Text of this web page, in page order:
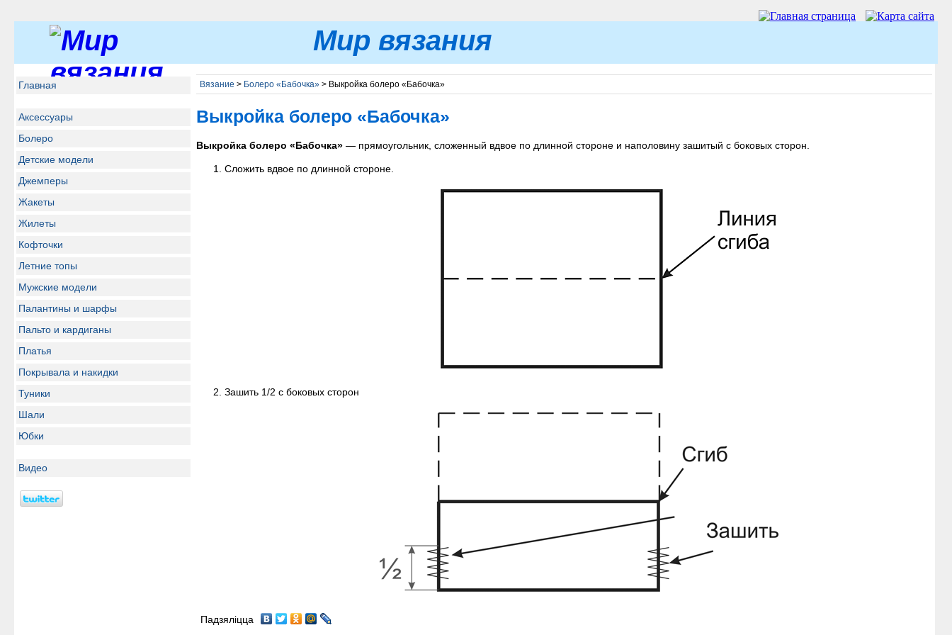
Мир вязания
Главная
Аксессуары
Болеро
Детские модели
Джемперы
Жакеты
Жилеты
Кофточки
Летние топы
Мужские модели
Палантины и шарфы
Пальто и кардиганы
Платья
Покрывала и накидки
Туники
Шали
Юбки
Видео
Вязание > Болеро «Бабочка» > Выкройка болеро «Бабочка»
Выкройка болеро «Бабочка»
Выкройка болеро «Бабочка» — прямоугольник, сложенный вдвое по длинной стороне и наполовину зашитый с боковых сторон.
Сложить вдвое по длинной стороне.
Зашить 1/2 с боковых сторон
Падзяліцца